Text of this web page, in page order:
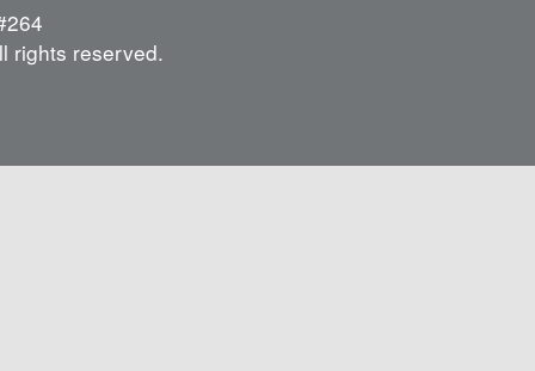
rights reserved.